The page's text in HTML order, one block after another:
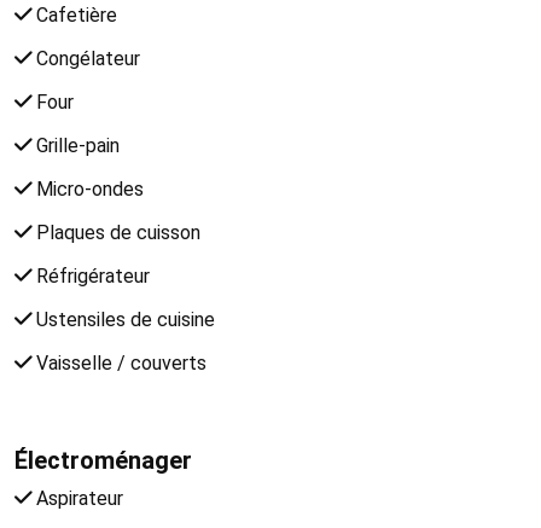
Cafetière
Congélateur
Four
Grille-pain
Micro-ondes
Plaques de cuisson
Réfrigérateur
Ustensiles de cuisine
Vaisselle / couverts
Électroménager
Aspirateur